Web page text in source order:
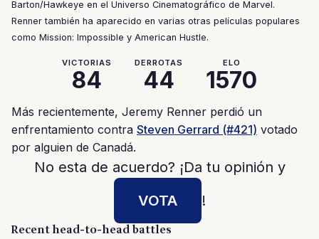
Barton/Hawkeye en el Universo Cinematográfico de Marvel.
Renner también ha aparecido en varias otras películas populares
como Mission: Impossible y American Hustle.
VICTORIAS
84
DERROTAS
44
ELO
1570
Más recientemente, Jeremy Renner perdió un
enfrentamiento contra Steven Gerrard (#421) votado
por alguien de Canadá.
No esta de acuerdo? ¡Da tu opinión y
VOTA
!
Recent head-to-head battles